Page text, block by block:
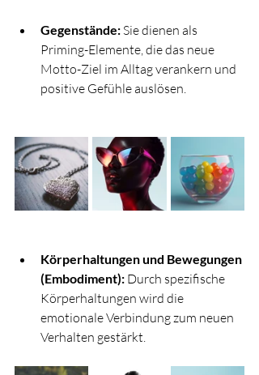
Gegenstände: Sie dienen als
Priming-Elemente, die das neue
Motto-Ziel im Alltag verankern und
positive Gefühle auslösen.
Körperhaltungen und Bewegungen
(Embodiment): Durch spezifische
Körperhaltungen wird die
emotionale Verbindung zum neuen
Verhalten gestärkt.